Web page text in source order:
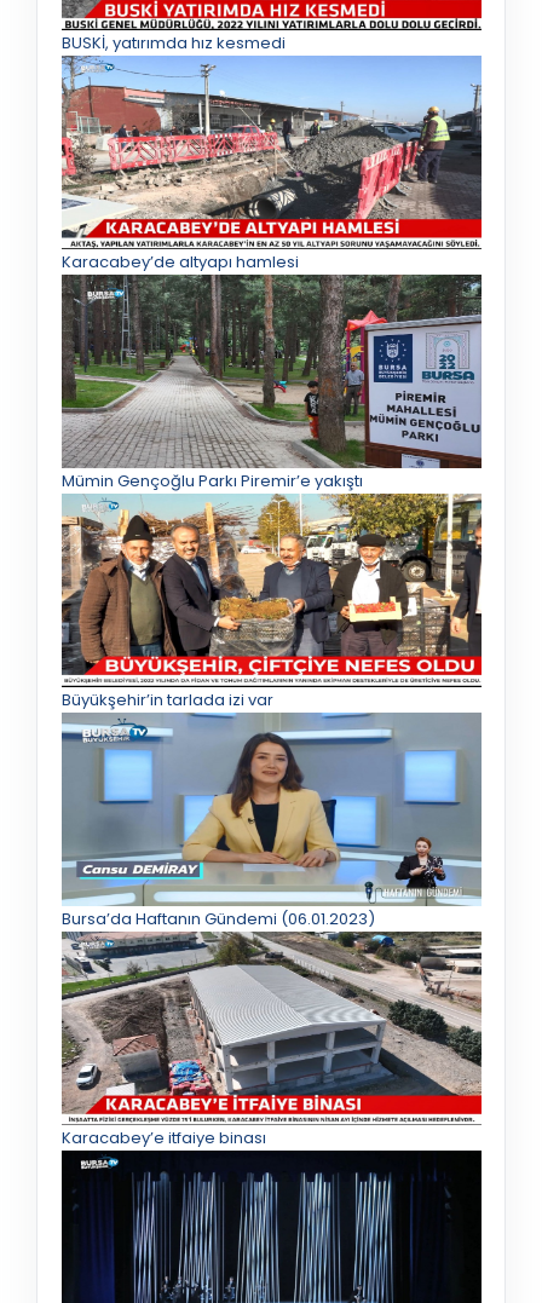
BUSKİ, yatırımda hız kesmedi
Karacabey’de altyapı hamlesi
Mümin Gençoğlu Parkı Piremir’e yakıştı
Büyükşehir’in tarlada izi var
Bursa’da Haftanın Gündemi (06.01.2023)
Karacabey’e itfaiye binası